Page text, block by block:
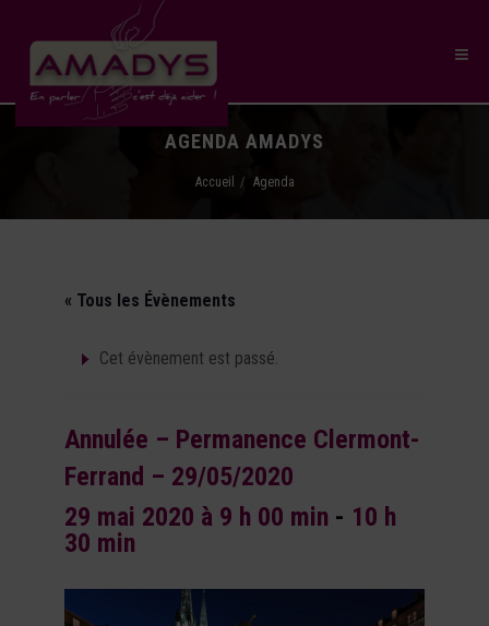
AGENDA AMADYS
Accueil Agenda
« Tous les Évènements
Cet évènement est passé.
Annulée – Permanence Clermont-
Ferrand – 29/05/2020
29 mai 2020 à 9 h 00 min - 10 h
30 min